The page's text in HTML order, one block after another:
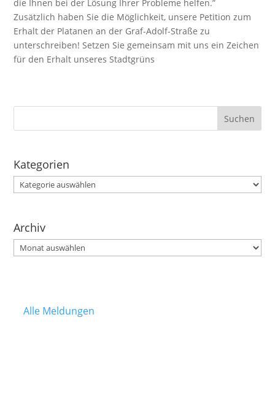
die Ihnen bei der Lösung Ihrer Probleme helfen.”
Zusätzlich haben Sie die Möglichkeit, unsere Petition zum
Erhalt der Platanen an der Graf-Adolf-Straße zu
unterschreiben! Setzen Sie gemeinsam mit uns ein Zeichen
für den Erhalt unseres Stadtgrüns
Kategorien
Kategorien
Archiv
Archiv
Alle Meldungen